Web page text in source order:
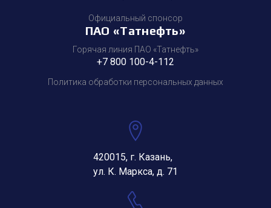
Официальный спонсор
ПАО «Татнефть»
Горячая линия ПАО «Татнефть»
+7 800 100-4-112
Политика обработки персональных данных
420015, г. Казань,
ул. К. Маркса, д. 71